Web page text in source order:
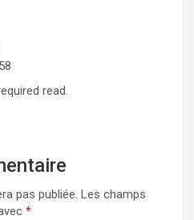
read.
pas publiée. Les champs
*